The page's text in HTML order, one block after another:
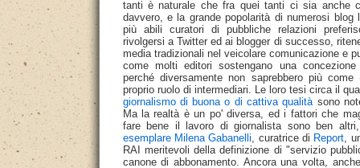
tanti è naturale che fra quei tanti ci sia anche
davvero, e la grande popolarità di numerosi blog
più abili curatori di pubbliche relazioni
rivolgersi a Twitter ed ai blogger di successo,
media tradizionali nel veicolare comunicazione e
come molti editori sostengano una
perché diversamente non saprebbero più come
proprio ruolo di intermediari. Le loro tesi circa il
giornalismo di buona o di cattiva qualitàsono
Ma la realtà è un po' diversa, ed i fattori che
fare bene il lavoro di giornalista sono ben
esemplare Milena Gabanelli, curatrice di Report,
RAI meritevoli della definizione di "servizio
canone di abbonamento. Ancora una volta,